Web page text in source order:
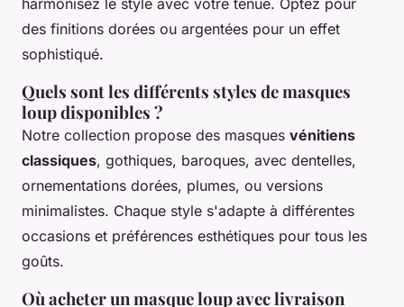
harmonisez le style avec votre tenue. Optez pour
des finitions dorées ou argentées pour un effet
sophistiqué.
Quels sont les différents styles de masques
loup disponibles ?
Notre collection propose des masques vénitiens
classiques, gothiques, baroques, avec dentelles,
ornementations dorées, plumes, ou versions
minimalistes. Chaque style s'adapte à différentes
occasions et préférences esthétiques pour tous les
goûts.
Où acheter un masque loup avec livraison